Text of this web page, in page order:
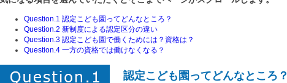
Question.1 認定こども園ってどんなところ？
Question.2 新制度による認定区分の違い
Question.3 認定こども園で働くためには？資格は？
Question.4 一方の資格では働けなくなる？
認定こども園ってどんなところ？